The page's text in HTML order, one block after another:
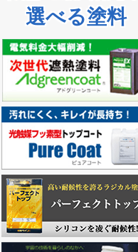
選べる塗料